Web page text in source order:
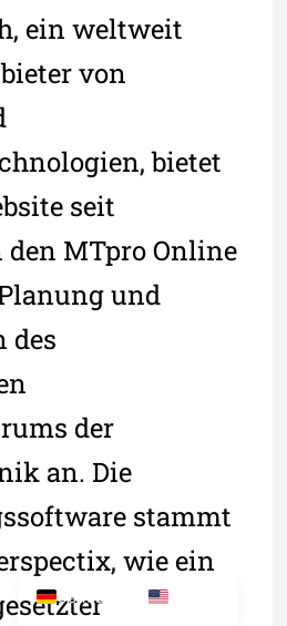
ein weltweit
von
bietet
seit
MTpro Online
und
des
der
an. Die
stammt
wie ein
German